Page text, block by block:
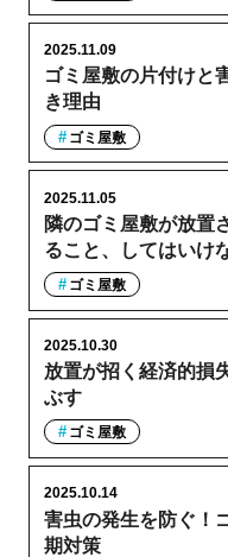
ゴミ屋敷の片付けと
き理由
2025.11.09
ゴミ屋敷
隣のゴミ屋敷が放置
ること、してはいけ
2025.11.05
ゴミ屋敷
放置が招く経済的損
ぶす
2025.10.30
ゴミ屋敷
害虫の発生を防ぐ！
期対策
2025.10.14